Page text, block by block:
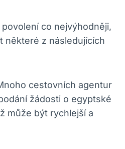
co nejvýhodněji,
některé z následujících
cestovních agentur
žádosti o egyptské
může být rychlejší a